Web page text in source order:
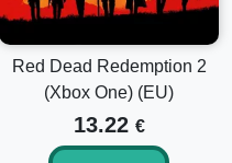
Red Dead Redemption 2
(Xbox One) (EU)
13.22 €